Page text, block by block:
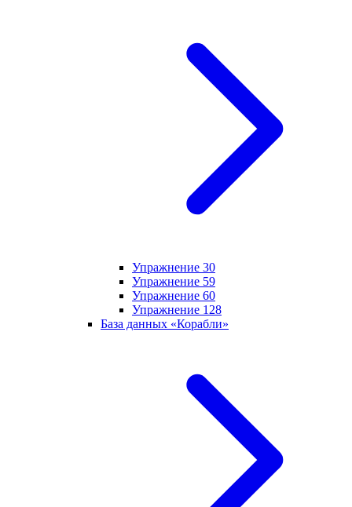
Упражнение 30
Упражнение 59
Упражнение 60
Упражнение 128
База данных «Корабли»